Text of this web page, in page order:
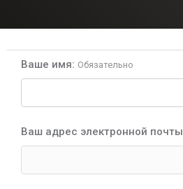
Ваше имя Обязательно
Ваш адрес электронной почты